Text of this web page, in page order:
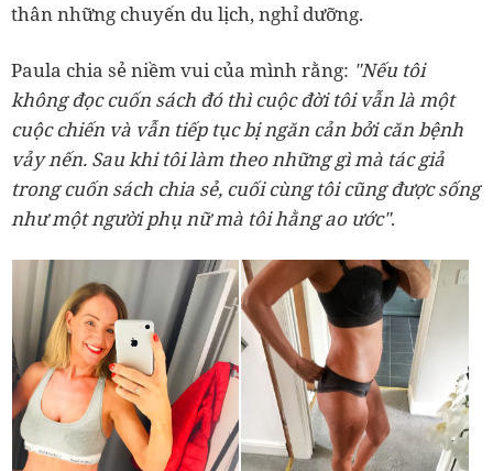
thân những chuyến du lịch, nghỉ dưỡng.
Paula chia sẻ niềm vui của mình rằng: "Nếu tôi
không đọc cuốn sách đó thì cuộc đời tôi vẫn là một
cuộc chiến và vẫn tiếp tục bị ngăn cản bởi căn bệnh
vảy nến. Sau khi tôi làm theo những gì mà tác giả
trong cuốn sách chia sẻ, cuối cùng tôi cũng được sống
như một người phụ nữ mà tôi hằng ao ước".